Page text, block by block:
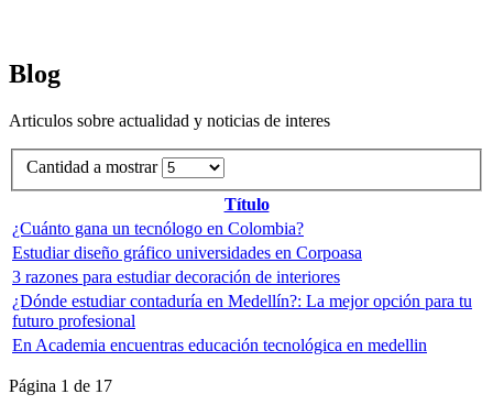
Blog
Articulos sobre actualidad y noticias de interes
Cantidad a mostrar
Título
¿Cuánto gana un tecnólogo en Colombia?
Estudiar diseño gráfico universidades en Corpoasa
3 razones para estudiar decoración de interiores
¿Dónde estudiar contaduría en Medellín?: La mejor opción para tu
futuro profesional
En Academia encuentras educación tecnológica en medellin
Página 1 de 17